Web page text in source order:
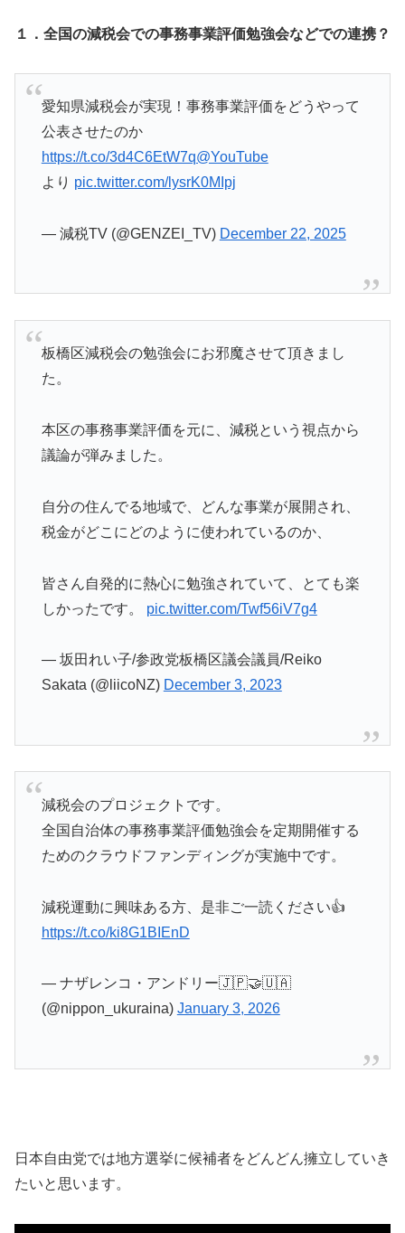
１．全国の減税会での事務事業評価勉強会などでの連携？
愛知県減税会が実現！事務事業評価をどうやって
公表させたのか
https://t.co/3d4C6EtW7q@YouTube
より pic.twitter.com/lysrK0MIpj
— 減税TV (@GENZEI_TV) December 22, 2025
板橋区減税会の勉強会にお邪魔させて頂きまし
た。
本区の事務事業評価を元に、減税という視点から
議論が弾みました。
自分の住んでる地域で、どんな事業が展開され、
税金がどこにどのように使われているのか、
皆さん自発的に熱心に勉強されていて、とても楽
しかったです。 pic.twitter.com/Twf56iV7g4
— 坂田れい子/参政党板橋区議会議員/Reiko
Sakata (@liicoNZ) December 3, 2023
減税会のプロジェクトです。
全国自治体の事務事業評価勉強会を定期開催する
ためのクラウドファンディングが実施中です。
減税運動に興味ある方、是非ご一読ください👍️
https://t.co/ki8G1BIEnD
— ナザレンコ・アンドリー🇯🇵🤝🇺🇦
(@nippon_ukuraina) January 3, 2026
日本自由党では地方選挙に候補者をどんどん擁立していき
たいと思います。